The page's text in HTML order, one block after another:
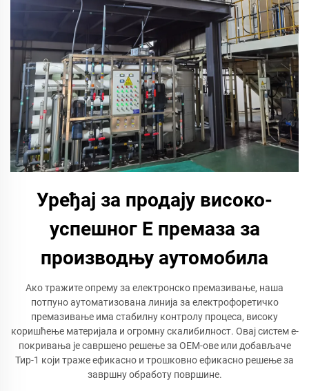
Уређај за продају високо-
успешног Е премаза за
производњу аутомобила
Ако тражите опрему за електронско премазивање, наша
потпуно аутоматизована линија за електрофоретичко
премазивање има стабилну контролу процеса, високу
коришћење материјала и огромну скалибилност. Овај систем е-
покривања је савршено решење за ОЕМ-ове или добављаче
Тир-1 који траже ефикасно и трошковно ефикасно решење за
завршну обработу површине.